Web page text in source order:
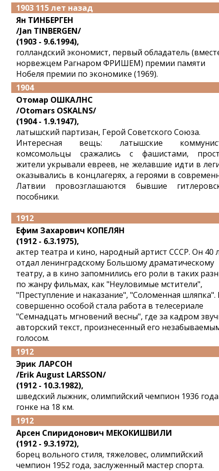
1903 115 лет назад
Ян ТИНБЕРГЕН
/Jan TINBERGEN/
(1903 - 9.6.1994),
голландский экономист, первый обладатель
норвежцем Рагнаром ФРИШЕМ) премии памяти
Нобеля премии по экономике (1969).
1904
Отомар ОШКАЛНС
/Otomars OSKALNS/
(1904 - 1.9.1947),
латышский партизан, Герой Советского Союза.
Интересная вещь: латышские
комсомольцы сражались с фашистами,
жители укрывали евреев, не желавшие идти в
оказывались в концлагерях, а героями в
Латвии провозглашаются бывшие
пособники.
1912
Ефим Захарович КОПЕЛЯН
(1912 - 6.3.1975),
актер театра и кино, народный артист СССР. Он 40
отдал ленинградскому Большому драматическому
театру, а в кино запомнились его роли в таких
по жанру фильмах, как "Неуловимые мстители",
"Преступление и наказание", "Соломенная шляпка".
совершенно особой стала работа в телесериале
"Семнадцать мгновений весны", где за кадром
авторский текст, произнесенный его
голосом.
1912
Эрик ЛАРСОН
/Erik August LARSSON/
(1912 - 10.3.1982),
шведский лыжник, олимпийский чемпион 1936
гонке на 18 км.
1912
Арсен Спиридонович МЕКОКИШВИЛИ
(1912 - 9.3.1972),
борец вольного стиля, тяжеловес, олимпийский
чемпион 1952 года, заслуженный мастер спорта.